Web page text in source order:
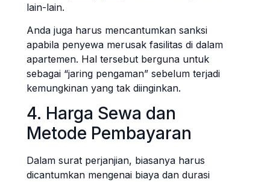
lain-lain.
Anda juga harus mencantumkan sanksi
apabila penyewa merusak fasilitas di dalam
apartemen. Hal tersebut berguna untuk
sebagai “jaring pengaman” sebelum terjadi
kemungkinan yang tak diinginkan.
4. Harga Sewa dan
Metode Pembayaran
Dalam surat perjanjian, biasanya harus
dicantumkan mengenai biaya dan durasi